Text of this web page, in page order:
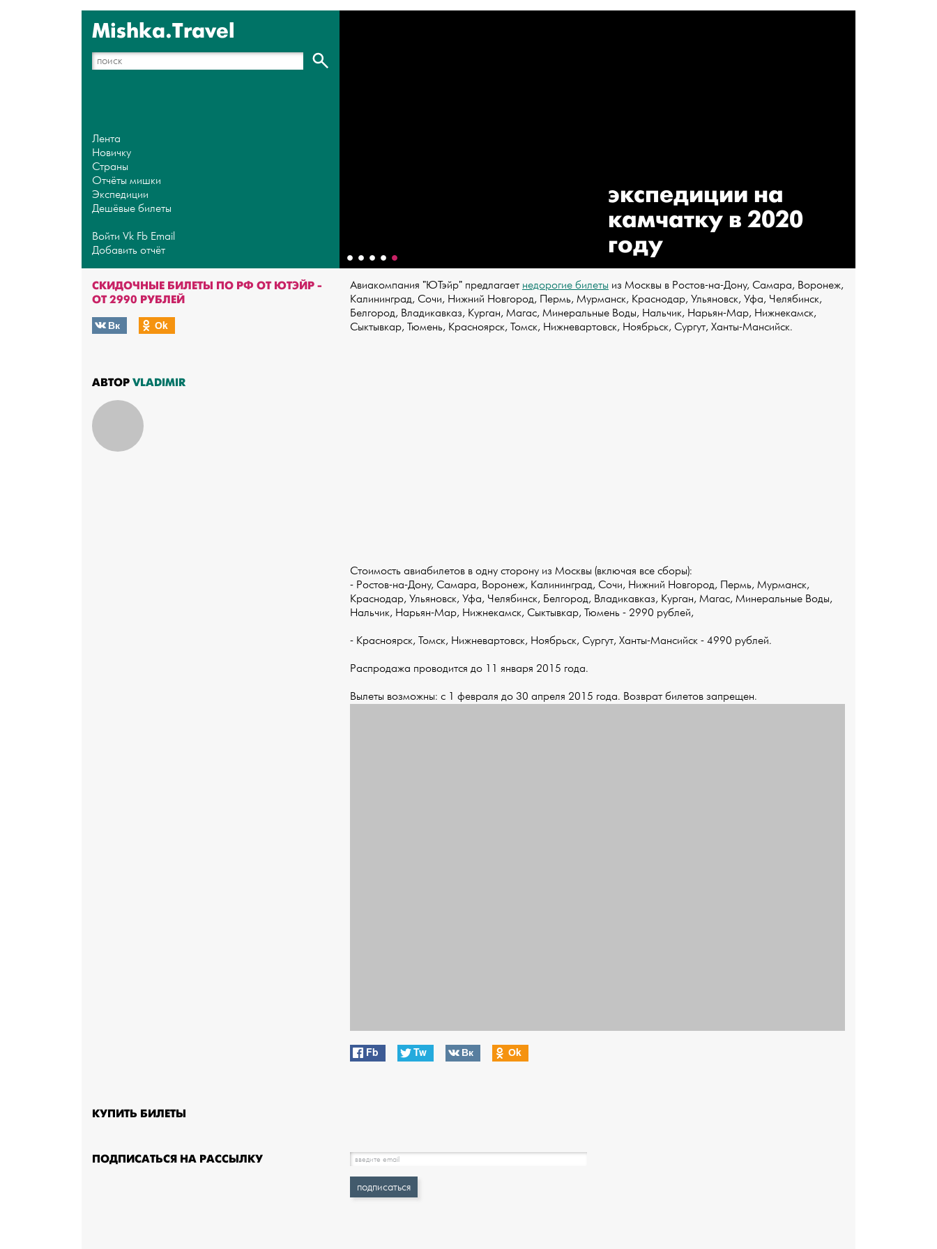
Mishka.Travel
Лента
Новичку
Страны
Отчёты мишки
Экспедиции
Дешёвые билеты
Войти Vk Fb Email
Добавить отчёт
экспедиции на
камчатку в 2020
году
СКИДОЧНЫЕ БИЛЕТЫ ПО РФ ОТ ЮТЭЙР -
ОТ 2990 РУБЛЕЙ
Вк Оk
АВТОРVLADIMIR
Авиакомпания "ЮТэйр" предлагает недорогие билеты из Москвы в Ростов-на-Дону, Самара, Воронеж,
Калининград, Сочи, Нижний Новгород, Пермь, Мурманск, Краснодар, Ульяновск, Уфа, Челябинск,
Белгород, Владикавказ, Курган, Магас, Минеральные Воды, Нальчик, Нарьян-Мар, Нижнекамск,
Сыктывкар, Тюмень, Красноярск, Томск, Нижневартовск, Ноябрьск, Сургут, Ханты-Мансийск.
Стоимость авиабилетов в одну сторону из Москвы (включая все сборы):
- Ростов-на-Дону, Самара, Воронеж, Калининград, Сочи, Нижний Новгород, Пермь, Мурманск,
Краснодар, Ульяновск, Уфа, Челябинск, Белгород, Владикавказ, Курган, Магас, Минеральные Воды,
Нальчик, Нарьян-Мар, Нижнекамск, Сыктывкар, Тюмень - 2990 рублей,
- Красноярск, Томск, Нижневартовск, Ноябрьск, Сургут, Ханты-Мансийск - 4990 рублей.
Распродажа проводится до 11 января 2015 года.
Вылеты возможны: с 1 февраля до 30 апреля 2015 года. Возврат билетов запрещен.
Fb Tw Вк Оk
КУПИТЬ БИЛЕТЫ
ПОДПИСАТЬСЯ НА РАССЫЛКУ